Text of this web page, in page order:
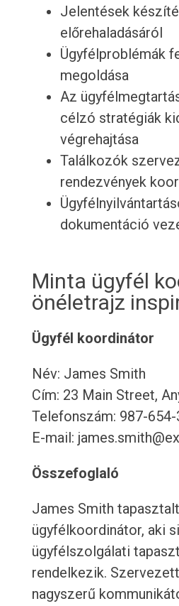
Jelentések
előrehaladásáról
Ügyfélproblémák
megoldása
Az
célzó stratégiák
végrehajtása
Találkozók
rendezvények
dokumentáció
Minta ügyfél
önéletrajz
Ügyfél koordinátor
Név: James Smith
Cím: 23 Main Street,
Telefonszám: 987-654-
E-mail:
Összefoglaló
James Smith tapasztalt
ügyfélkoordinátor, aki
ügyfélszolgálati
rendelkezik.
nagyszerű